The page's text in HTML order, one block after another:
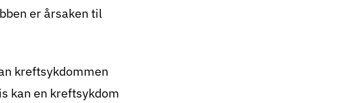
er årsaken til
kreftsykdommen
kan en kreftsykdom